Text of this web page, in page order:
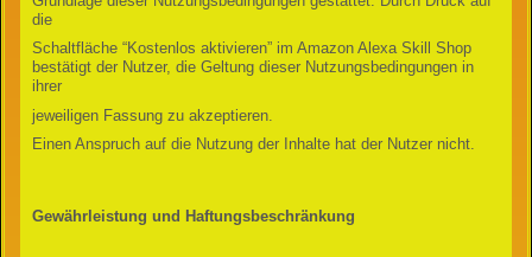
die
Schaltfläche “Kostenlos aktivieren” im Amazon Alexa Skill Shop
bestätigt der Nutzer, die Geltung dieser Nutzungsbedingungen in
ihrer
jeweiligen Fassung zu akzeptieren.
Einen Anspruch auf die Nutzung der Inhalte hat der Nutzer nicht.
Gewährleistung und Haftungsbeschränkung